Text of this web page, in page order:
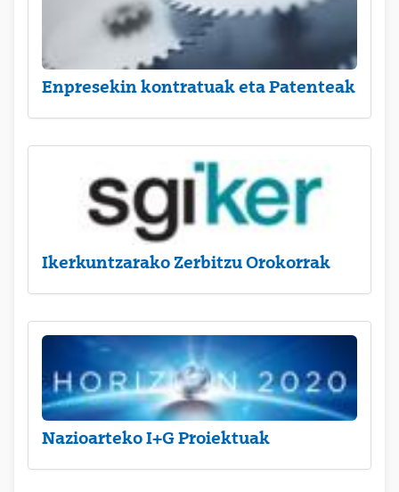
Enpresekin kontratuak eta Patenteak
Ikerkuntzarako Zerbitzu Orokorrak
Nazioarteko I+G Proiektuak